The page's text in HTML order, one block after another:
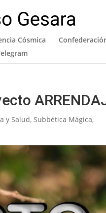
Cósmica
y Salud,Subbética Mágica,